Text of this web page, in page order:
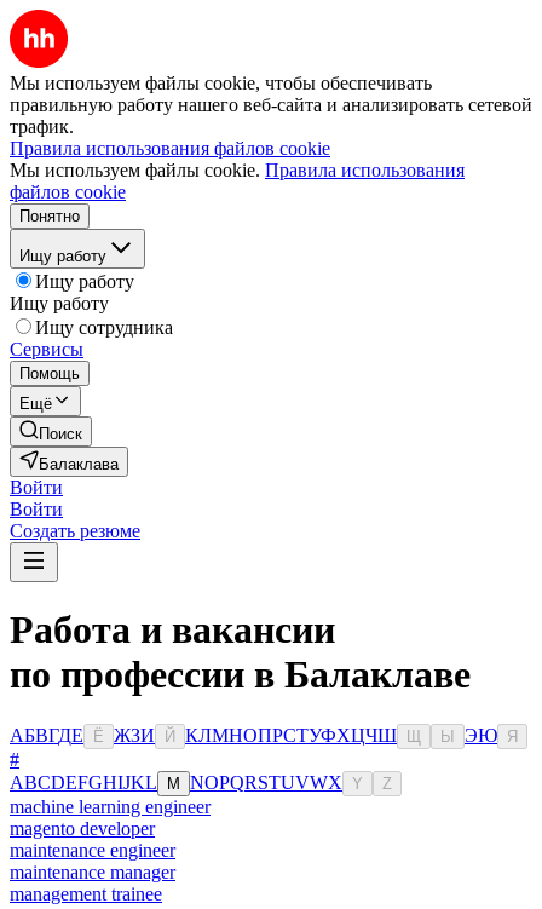
Мы используем файлы cookie, чтобы обеспечивать
правильную работу нашего веб-сайта и анализировать сетевой
трафик.
Правила использования файлов cookie
Мы используем файлы cookie. Правила использования
файлов cookie
Понятно
Ищу работу
Ищу работу
Ищу работу
Ищу сотрудника
Сервисы
Помощь
Ещё
Поиск
Балаклава
Войти
Войти
Создать резюме
Работа и вакансии
по профессии в Балаклаве
АБВГДЕ Ё ЖЗИ Й КЛМНОПРСТУФХЦЧШ Ы ЭЮ Я
#
ABCDEFGHIJKL M NOPQRSTUVWX Y Z
machine learning engineer
magento developer
maintenance engineer
maintenance manager
management trainee